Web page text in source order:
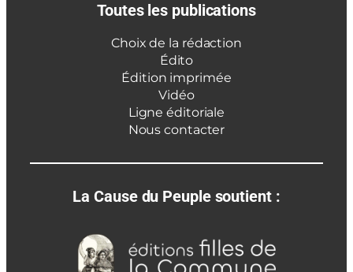
Toutes les publications
Choix de la rédaction
Édito
Édition imprimée
Vidéo
Ligne éditoriale
Nous contacter
La Cause du Peuple soutient :